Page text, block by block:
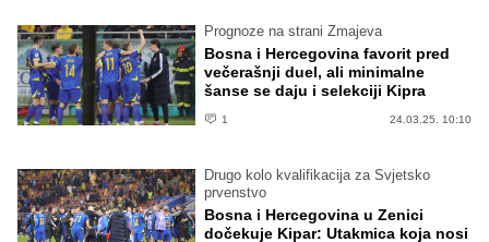
Prognoze na strani Zmajeva
Bosna i Hercegovina favorit pred
večerašnji duel, ali minimalne
šanse se daju i selekciji Kipra
1 24.03.25. 10:10
Drugo kolo kvalifikacija za Svjetsko
prvenstvo
Bosna i Hercegovina u Zenici
dočekuje Kipar: Utakmica koja nosi